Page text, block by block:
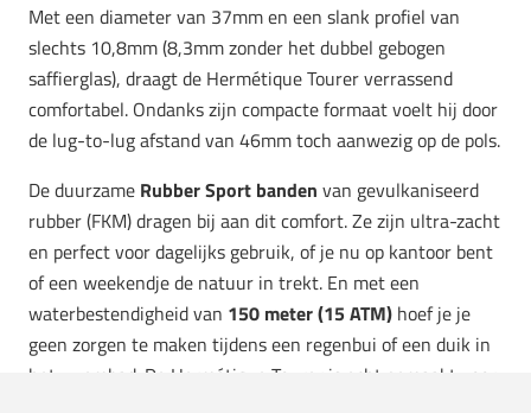
Met een diameter van 37mm en een slank profiel van
slechts 10,8mm (8,3mm zonder het dubbel gebogen
saffierglas), draagt de Hermétique Tourer verrassend
comfortabel. Ondanks zijn compacte formaat voelt hij door
de lug-to-lug afstand van 46mm toch aanwezig op de pols.
De duurzame Rubber Sport banden van gevulkaniseerd
rubber (FKM) dragen bij aan dit comfort. Ze zijn ultra-zacht
en perfect voor dagelijks gebruik, of je nu op kantoor bent
of een weekendje de natuur in trekt. En met een
waterbestendigheid van 150 meter (15 ATM) hoef je je
geen zorgen te maken tijdens een regenbui of een duik in
het zwembad. De Hermétique Tourer is echt gemaakt voor